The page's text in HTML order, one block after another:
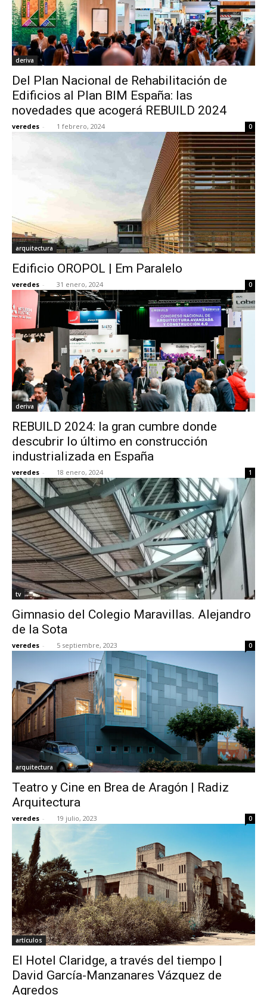
deriva
Del Plan Nacional de Rehabilitación de
Edificios al Plan BIM España: las
novedades que acogerá REBUILD 2024
veredes - 1 febrero, 2024 0
arquitectura
Edificio OROPOL | Em Paralelo
veredes - 31 enero, 2024 0
deriva
REBUILD 2024: la gran cumbre donde
descubrir lo último en construcción
industrializada en España
veredes - 18 enero, 2024 1
tv
Gimnasio del Colegio Maravillas. Alejandro
de la Sota
veredes - 5 septiembre, 2023 0
arquitectura
Teatro y Cine en Brea de Aragón | Radiz
Arquitectura
veredes - 19 julio, 2023 0
artículos
El Hotel Claridge, a través del tiempo |
David García-Manzanares Vázquez de
Agredos